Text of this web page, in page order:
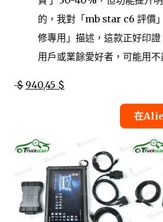
的，我對「mb star c6 評價
修專用」描述，這款正好印
用戶或業餘愛好者，可能用不
$ 940,45 $
在